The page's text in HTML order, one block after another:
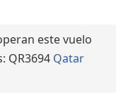
este vuelo
QR3694 Qatar